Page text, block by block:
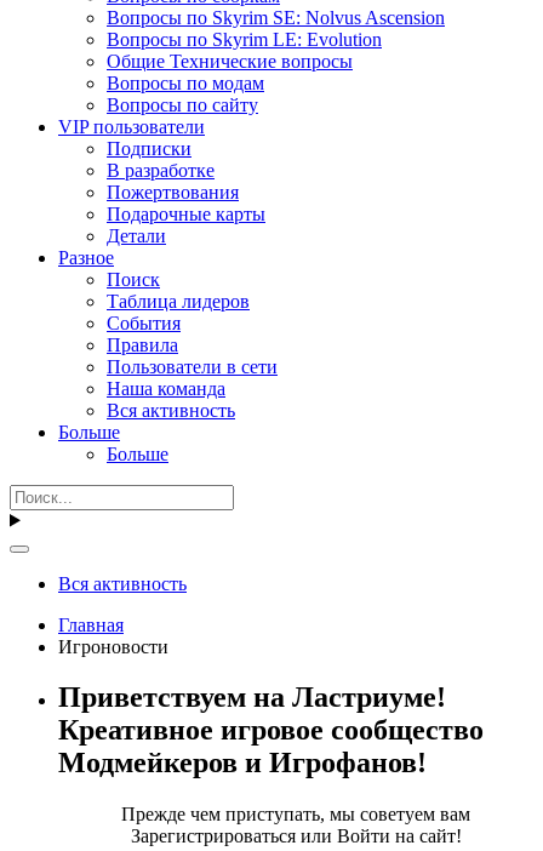
Вопросы по Skyrim SE: Nolvus Ascension
Вопросы по Skyrim LE: Evolution
Общие Технические вопросы
Вопросы по модам
Вопросы по сайту
VIP пользователи
Подписки
В разработке
Пожертвования
Подарочные карты
Детали
Разное
Поиск
Таблица лидеров
События
Правила
Пользователи в сети
Наша команда
Вся активность
Больше
Больше
Вся активность
Главная
Игроновости
Приветствуем на Ластриуме!
Креативное игровое сообщество
Модмейкеров и Игрофанов!
Прежде чем приступать, мы советуем вам
Зарегистрироваться или Войти на сайт!